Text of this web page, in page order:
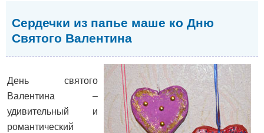
Сердечки из папье маше ко Дню
Святого Валентина
День святого
Валентина –
удивительный и
романтический